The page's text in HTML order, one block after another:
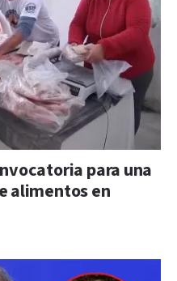
para una
alimentos en